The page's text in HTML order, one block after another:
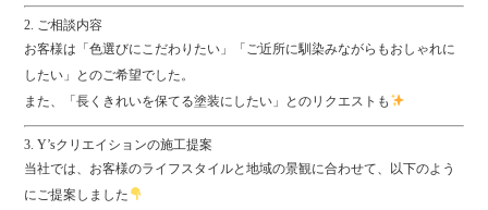
2. ご相談内容
お客様は「色選びにこだわりたい」「ご近所に馴染みながらもおしゃれに
したい」とのご希望でした。
また、「長くきれいを保てる塗装にしたい」とのリクエストも
3. Y’sクリエイションの施工提案
当社では、お客様のライフスタイルと地域の景観に合わせて、以下のよう
にご提案しました